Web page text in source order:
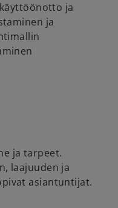
ja
ja
ja tarpeet.
laajuuden ja
asiantuntijat.